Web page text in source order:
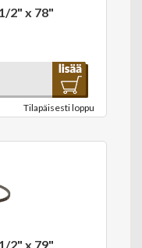
2" x 78"
Tilapäisesti loppu
2" x 79"